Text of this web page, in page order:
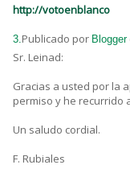
http://votoenblanco
3.Publicado por Blogger
Sr. Leinad:
Gracias a usted por la
permiso y he recurrido
Un saludo cordial.
F. Rubiales